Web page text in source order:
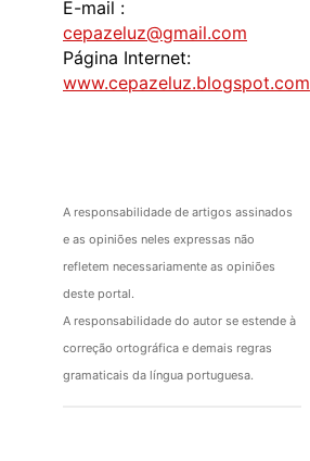
E-mail :
cepazeluz@gmail.com
Página Internet:
www.cepazeluz.blogspot.com
A responsabilidade de artigos assinados
e as opiniões neles expressas não
refletem necessariamente as opiniões
deste portal.
A responsabilidade do autor se estende à
correção ortográfica e demais regras
gramaticais da língua portuguesa.